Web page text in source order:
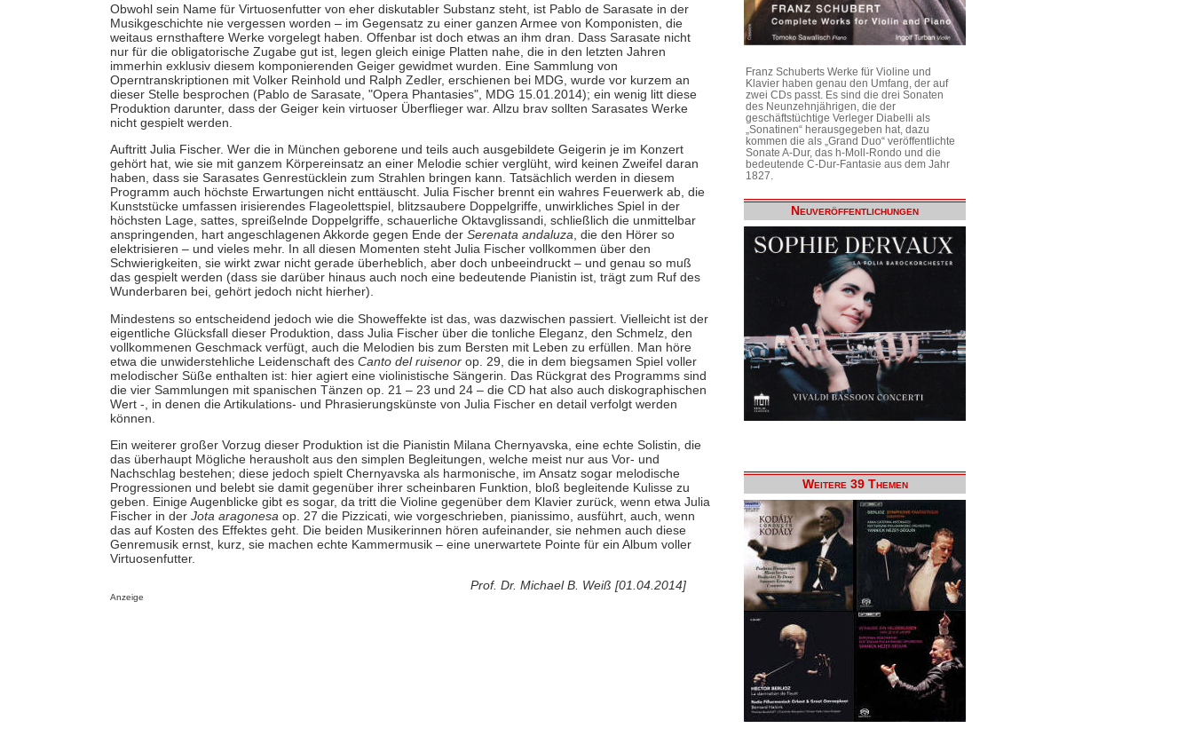
Obwohl sein Name für Virtuosenfutter von eher diskutabler Substanz steht, ist Pablo de Sarasate in der
Musikgeschichte nie vergessen worden – im Gegensatz zu einer ganzen Armee von Komponisten, die
weitaus ernsthaftere Werke vorgelegt haben. Offenbar ist doch etwas an ihm dran. Dass Sarasate nicht
nur für die obligatorische Zugabe gut ist, legen gleich einige Platten nahe, die in den letzten Jahren
immerhin exklusiv diesem komponierenden Geiger gewidmet wurden. Eine Sammlung von
Operntranskriptionen mit Volker Reinhold und Ralph Zedler, erschienen bei MDG, wurde vor kurzem an
dieser Stelle besprochen (Pablo de Sarasate, "Opera Phantasies", MDG 15.01.2014); ein wenig litt diese
Produktion darunter, dass der Geiger kein virtuoser Überflieger war. Allzu brav sollten Sarasates Werke
nicht gespielt werden.
Auftritt Julia Fischer. Wer die in München geborene und teils auch ausgebildete Geigerin je im Konzert
gehört hat, wie sie mit ganzem Körpereinsatz an einer Melodie schier verglüht, wird keinen Zweifel daran
haben, dass sie Sarasates Genrestücklein zum Strahlen bringen kann. Tatsächlich werden in diesem
Programm auch höchste Erwartungen nicht enttäuscht. Julia Fischer brennt ein wahres Feuerwerk ab, die
Kunststücke umfassen irisierendes Flageolettspiel, blitzsaubere Doppelgriffe, unwirkliches Spiel in der
höchsten Lage, sattes, spreißelnde Doppelgriffe, schauerliche Oktavglissandi, schließlich die unmittelbar
anspringenden, hart angeschlagenen Akkorde gegen Ende der Serenata andaluza, die den Hörer so
elektrisieren – und vieles mehr. In all diesen Momenten steht Julia Fischer vollkommen über den
Schwierigkeiten, sie wirkt zwar nicht gerade überheblich, aber doch unbeeindruckt – und genau so muß
das gespielt werden (dass sie darüber hinaus auch noch eine bedeutende Pianistin ist, trägt zum Ruf des
Wunderbaren bei, gehört jedoch nicht hierher).
Mindestens so entscheidend jedoch wie die Showeffekte ist das, was dazwischen passiert. Vielleicht ist der
eigentliche Glücksfall dieser Produktion, dass Julia Fischer über die tonliche Eleganz, den Schmelz, den
vollkommenen Geschmack verfügt, auch die Melodien bis zum Bersten mit Leben zu erfüllen. Man höre
etwa die unwiderstehliche Leidenschaft des Canto del ruisenorop. 29, die in dem biegsamen Spiel voller
melodischer Süße enthalten ist: hier agiert eine violinistische Sängerin. Das Rückgrat des Programms sind
die vier Sammlungen mit spanischen Tänzen op. 21 – 23 und 24 – die CD hat also auch diskographischen
Wert -, in denen die Artikulations- und Phrasierungskünste von Julia Fischer en detail verfolgt werden
können.
Ein weiterer großer Vorzug dieser Produktion ist die Pianistin Milana Chernyavska, eine echte Solistin, die
das überhaupt Mögliche herausholt aus den simplen Begleitungen, welche meist nur aus Vor- und
Nachschlag bestehen; diese jedoch spielt Chernyavska als harmonische, im Ansatz sogar melodische
Progressionen und belebt sie damit gegenüber ihrer scheinbaren Funktion, bloß begleitende Kulisse zu
geben. Einige Augenblicke gibt es sogar, da tritt die Violine gegenüber dem Klavier zurück, wenn etwa Julia
Fischer in derJota aragonesa op. 27 die Pizzicati, wie vorgeschrieben, pianissimo, ausführt, auch, wenn
das auf Kosten des Effektes geht. Die beiden Musikerinnen hören aufeinander, sie nehmen auch diese
Genremusik ernst, kurz, sie machen echte Kammermusik – eine unerwartete Pointe für ein Album voller
Virtuosenfutter.
Prof. Dr. Michael B. Weiß [01.04.2014]
Anzeige
Franz Schuberts Werke für Violine und
Klavier haben genau den Umfang, der auf
zwei CDs passt. Es sind die drei Sonaten
des Neunzehnjährigen, die der
geschäftstüchtige Verleger Diabelli als
„Sonatinen“ herausgegeben hat, dazu
kommen die als „Grand Duo“ veröffentlichte
Sonate A-Dur, das h-Moll-Rondo und die
bedeutende C-Dur-Fantasie aus dem Jahr
1827.
Neuveröffentlichungen
Weitere 39 Themen